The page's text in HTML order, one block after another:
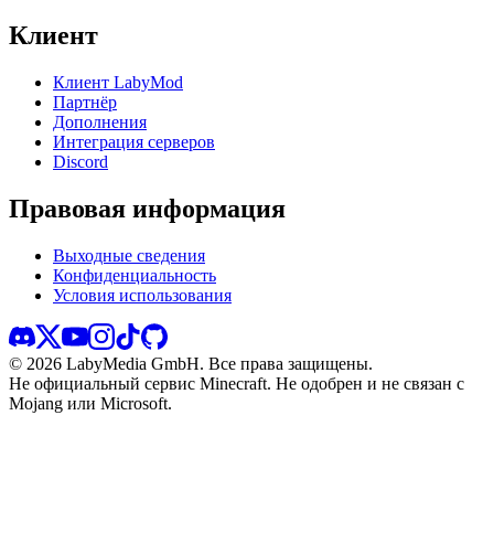
Клиент
Клиент LabyMod
Партнёр
Дополнения
Интеграция серверов
Discord
Правовая информация
Выходные сведения
Конфиденциальность
Условия использования
© 2026 LabyMedia GmbH. Все права защищены.
Не официальный сервис Minecraft. Не одобрен и не связан с
Mojang или Microsoft.